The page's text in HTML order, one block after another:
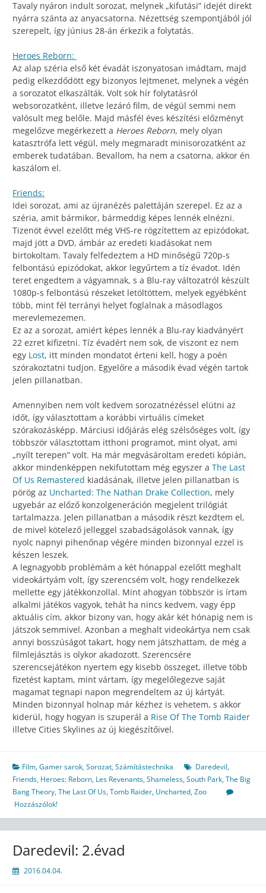
Tavaly nyáron indult sorozat, melynek „kifutási” idejét direkt
nyárra szánta az anyacsatorna. Nézettség szempontjából jól
szerepelt, így június 28-án érkezik a folytatás.
Heroes Reborn:
Az alap széria első két évadát iszonyatosan imádtam, majd
pedig elkezdődött egy bizonyos lejtmenet, melynek a végén
a sorozatot elkaszálták. Volt sok hír folytatásról
websorozatként, illetve lezáró film, de végül semmi nem
valósult meg belőle. Majd másfél éves készítési előzményt
megelőzve megérkezett a Heroes Reborn, mely olyan
katasztrófa lett végül, mely megmaradt minisorozatként az
emberek tudatában. Bevallom, ha nem a csatorna, akkor én
kaszálom el.
Friends:
Idei sorozat, ami az újranézés palettáján szerepel. Ez az a
széria, amit bármikor, bármeddig képes lennék elnézni.
Tizenöt évvel ezelőtt még VHS-re rögzítettem az epizódokat,
majd jött a DVD, ámbár az eredeti kiadásokat nem
birtokoltam. Tavaly felfedeztem a HD minőségű 720p-s
felbontású epizódokat, akkor legyűrtem a tíz évadot. Idén
teret engedtem a vágyamnak, s a Blu-ray változatról készült
1080p-s felbontású részeket letöltöttem, melyek egyébként
több, mint fél terrányi helyet foglalnak a másodlagos
merevlemezemen.
Ez az a sorozat, amiért képes lennék a Blu-ray kiadványért
22 ezret kifizetni. Tíz évadért nem sok, de viszont ez nem
egy Lost, itt minden mondatot érteni kell, hogy a poén
szórakoztatni tudjon. Egyelőre a második évad végén tartok
jelen pillanatban.
Amennyiben nem volt kedvem sorozatnézéssel elütni az
időt, így választottam a korábbi virtuális címeket
szórakozásképp. Márciusi időjárás elég szélsőséges volt, így
többször választottam itthoni programot, mint olyat, ami
„nyílt terepen” volt. Ha már megvásároltam eredeti kópián,
akkor mindenképpen nekifutottam még egyszer a The Last
Of Us Remastered kiadásának, illetve jelen pillanatban is
pörög az Uncharted: The Nathan Drake Collection, mely
ugyebár az előző konzolgeneráción megjelent trilógiát
tartalmazza. Jelen pillanatban a második részt kezdtem el,
de mivel kötelező jelleggel szabadságolások vannak, így
nyolc napnyi pihenőnap végére minden bizonnyal ezzel is
készen leszek.
A legnagyobb problémám a két hónappal ezelőtt meghalt
videokártyám volt, így szerencsém volt, hogy rendelkezek
mellette egy játékkonzollal. Mint ahogyan többször is írtam
alkalmi játékos vagyok, tehát ha nincs kedvem, vagy épp
aktuális cím, akkor bizony van, hogy akár két hónapig nem is
játszok semmivel. Azonban a meghalt videokártya nem csak
annyi bosszúságot takart, hogy nem játszhattam, de még a
filmlejásztás is olykor akadozott. Szerencsére
szerencsejátékon nyertem egy kisebb összeget, illetve több
fizetést kaptam, mint vártam, így megelőlegezve saját
magamat tegnapi napon megrendeltem az új kártyát.
Minden bizonnyal holnap már kézhez is vehetem, s akkor
kiderül, hogy hogyan is szuperál a Rise Of The Tomb Raider
illetve Cities Skylines az új kiegészítőivel.
Film,Gamer sarok,Sorozat,Számítástechnika Daredevil,
Friends, Heroes: Reborn, Les Revenants,Shameless,South Park,The Big
Bang Theory,The Last Of Us,Tomb Raider, Uncharted,Zoo
Hozzászólok!
Daredevil: 2.évad
2016.04.04.